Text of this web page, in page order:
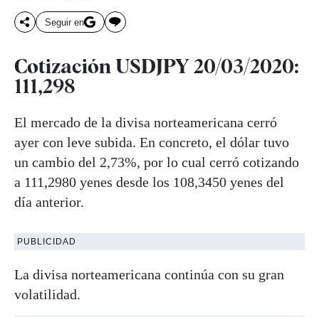
Seguir en
Cotización USDJPY 20/03/2020:
111,298
El mercado de la divisa norteamericana cerró
ayer con leve subida. En concreto, el dólar tuvo
un cambio del 2,73%, por lo cual cerró cotizando
a 111,2980 yenes desde los 108,3450 yenes del
día anterior.
PUBLICIDAD
La divisa norteamericana continúa con su gran
volatilidad.